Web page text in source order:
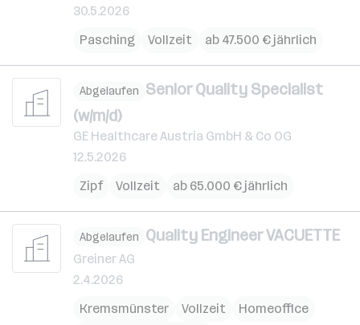
30.5.2026
Pasching
Vollzeit ab 47.500 € jährlich
Abgelaufen Senior Quality Specialist
(w/m/d)
GE Healthcare Austria GmbH & Co OG
12.5.2026
Zipf
Vollzeit ab 65.000 € jährlich
Abgelaufen Quality Engineer VACUETTE
Greiner AG
2.4.2026
Kremsmünster
Vollzeit
Homeoffice